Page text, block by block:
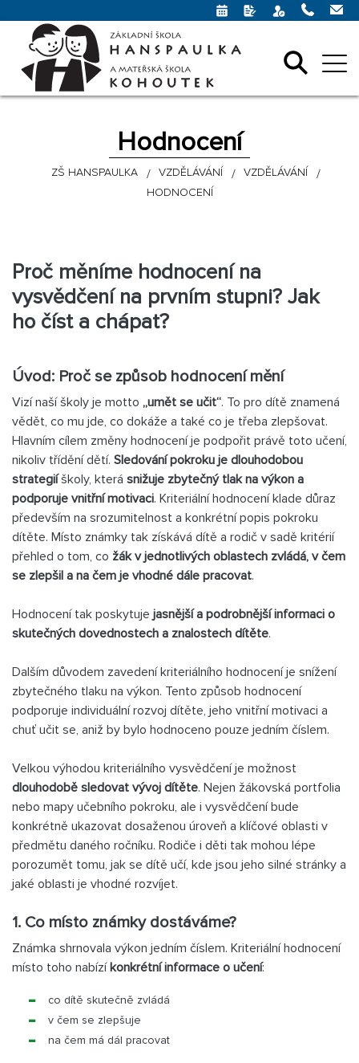
Hodnocení
ZŠ HANSPAULKA VZDĚLÁVÁNÍ
VZDĚLÁVÁNÍ
HODNOCENÍ
Proč měníme hodnocení na
vysvědčení na prvním stupni? Jak
ho číst a chápat?
Úvod: Proč se způsob hodnocení mění
Vizí naší školy je motto „umět se učit“. To pro dítě znamená
vědět, co mu jde, co dokáže a také co je třeba zlepšovat.
Hlavním cílem změny hodnocení je podpořit právě toto učení,
nikoliv třídění dětí. Sledování pokroku je dlouhodobou
strategiíškoly, která snižuje zbytečný tlak na výkon a
podporuje vnitřní motivaci. Kriteriální hodnocení klade důraz
především na srozumitelnost a konkrétní popis pokroku
dítěte. Místo známky tak získává dítě a rodič v sadě kritérií
přehled o tom, co žák v jednotlivých oblastech zvládá, v čem
se zlepšil a na čem je vhodné dále pracovat.
Hodnocení tak poskytuje jasnější a podrobnější informaci o
skutečných dovednostech a znalostech dítěte.
Dalším důvodem zavedení kriteriálního hodnocení je snížení
zbytečného tlaku na výkon. Tento způsob hodnocení
podporuje individuální rozvoj dítěte, jeho vnitřní motivaci a
chuť učit se, aniž by bylo hodnoceno pouze jedním číslem.
Velkou výhodou kriteriálního vysvědčení je možnost
dlouhodobě sledovat vývoj dítěte. Nejen žákovská portfolia
nebo mapy učebního pokroku, ale i vysvědčení bude
konkrétně ukazovat dosaženou úroveň a klíčové oblasti v
předmětu daného ročníku. Rodiče i děti tak mohou lépe
porozumět tomu, jak se dítě učí, kde jsou jeho silné stránky a
jaké oblasti je vhodné rozvíjet.
1. Co místo známky dostáváme?
Známka shrnovala výkon jedním číslem. Kriteriální hodnocení
místo toho nabízíkonkrétní informace o učení:
co dítě skutečně zvládá
v čem se zlepšuje
na čem má dál pracovat